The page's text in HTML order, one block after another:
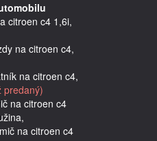
citroen c4 1,6i,
na citroen c4,
na citroen c4,
predaný)
na citroen c4
na citroen c4